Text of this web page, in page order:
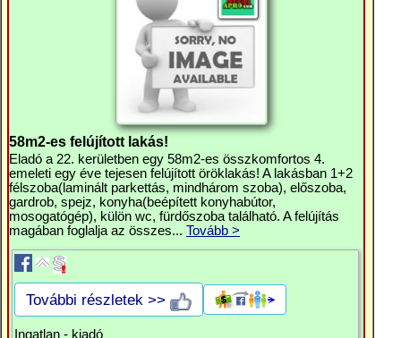
58m2-es felújított lakás!
Eladó a 22. kerületben egy 58m2-es összkomfortos 4.
emeleti egy éve tejesen felújított öröklakás! A lakásban 1+2
félszoba(laminált parkettás, mindhárom szoba), előszoba,
gardrob, spejz, konyha(beépített konyhabútor,
mosogatógép), külön wc, fürdőszoba található. A felújítás
magában foglalja az összes... Tovább >
További részletek >>
Ingatlan - kiadó